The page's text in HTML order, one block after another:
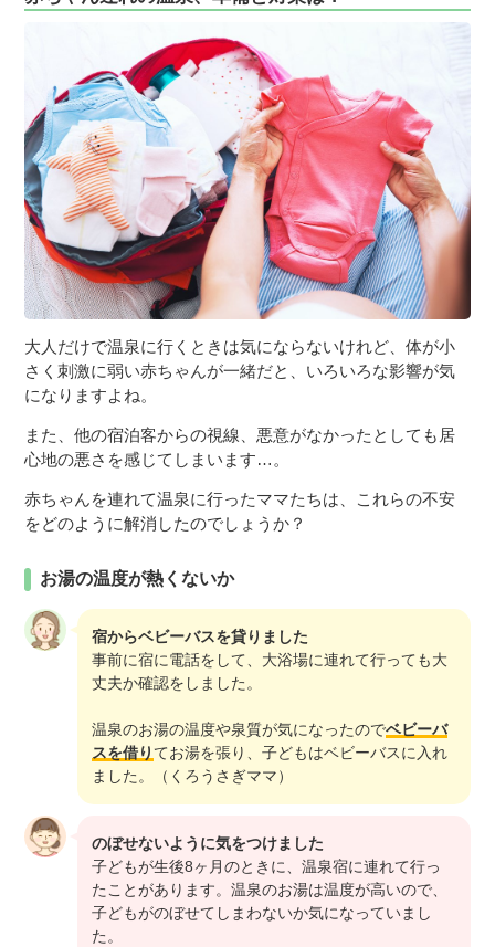
大人だけで温泉に行くときは気にならないけれど、体が小
さく刺激に弱い赤ちゃんが一緒だと、いろいろな影響が気
になりますよね。
また、他の宿泊客からの視線、悪意がなかったとしても居
心地の悪さを感じてしまいます…。
赤ちゃんを連れて温泉に行ったママたちは、これらの不安
をどのように解消したのでしょうか？
お湯の温度が熱くないか
宿からベビーバスを貸りました
事前に宿に電話をして、大浴場に連れて行っても大
丈夫か確認をしました。
温泉のお湯の温度や泉質が気になったのでベビーバ
スを借り てお湯を張り、子どもはベビーバスに入れ
ました。（くろうさぎママ）
のぼせないように気をつけました
子どもが生後8ヶ月のときに、温泉宿に連れて行っ
たことがあります。温泉のお湯は温度が高いので、
子どもがのぼせてしまわないか気になっていまし
た。